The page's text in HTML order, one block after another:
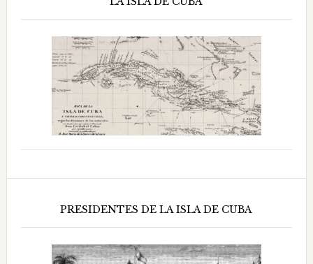
PRESIDENTES DE LA ISLA DE CUBA